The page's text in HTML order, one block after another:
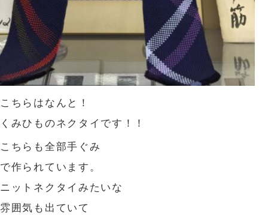
こちらはなんと！
くみひものネクタイです！！
こちらも全部手ぐみ
で作られています。
ニットネクタイみたいな
雰囲気も出ていて